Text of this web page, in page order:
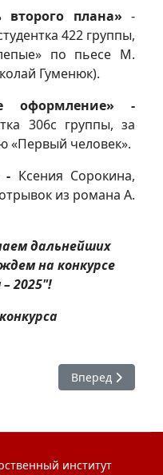
плана» -
422 группы,
по пьесе М.
Гуменюк).
оформление» -
306с группы, за
«Первый человек».
- Ксения Сорокина,
из романа А.
дальнейших
на конкурсе
– 2025"!
Следующий:
Вперед
институт